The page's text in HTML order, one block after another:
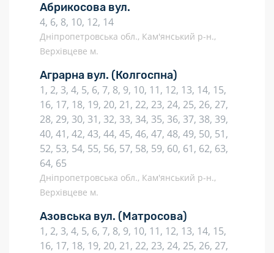
Абрикосова вул.
4, 6, 8, 10, 12, 14
Дніпропетровська обл., Кам'янський р-н.,
Верхівцеве м.
Аграрна вул. (Колгоспна)
1, 2, 3, 4, 5, 6, 7, 8, 9, 10, 11, 12, 13, 14, 15,
16, 17, 18, 19, 20, 21, 22, 23, 24, 25, 26, 27,
28, 29, 30, 31, 32, 33, 34, 35, 36, 37, 38, 39,
40, 41, 42, 43, 44, 45, 46, 47, 48, 49, 50, 51,
52, 53, 54, 55, 56, 57, 58, 59, 60, 61, 62, 63,
64, 65
Дніпропетровська обл., Кам'янський р-н.,
Верхівцеве м.
Азовська вул. (Матросова)
1, 2, 3, 4, 5, 6, 7, 8, 9, 10, 11, 12, 13, 14, 15,
16, 17, 18, 19, 20, 21, 22, 23, 24, 25, 26, 27,